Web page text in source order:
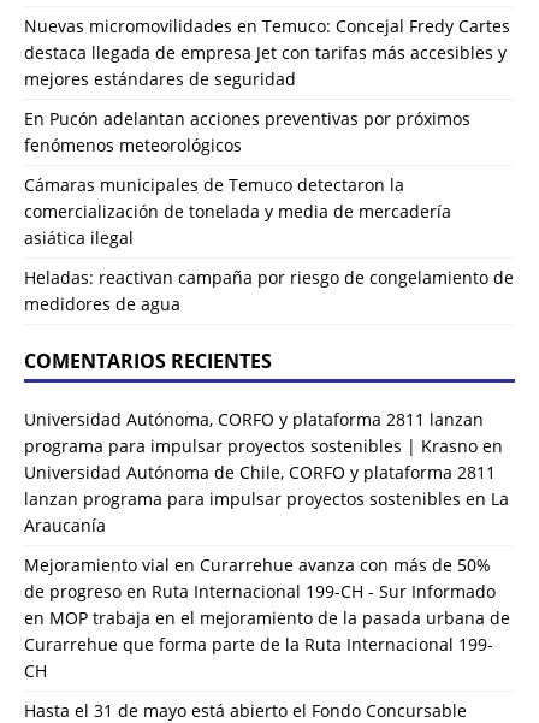
Nuevas micromovilidades en Temuco: Concejal Fredy Cartes
destaca llegada de empresa Jet con tarifas más accesibles y
mejores estándares de seguridad
En Pucón adelantan acciones preventivas por próximos
fenómenos meteorológicos
Cámaras municipales de Temuco detectaron la
comercialización de tonelada y media de mercadería
asiática ilegal
Heladas: reactivan campaña por riesgo de congelamiento de
medidores de agua
COMENTARIOS RECIENTES
Universidad Autónoma, CORFO y plataforma 2811 lanzan
programa para impulsar proyectos sostenibles | Krasno en
Universidad Autónoma de Chile, CORFO y plataforma 2811
lanzan programa para impulsar proyectos sostenibles en La
Araucanía
Mejoramiento vial en Curarrehue avanza con más de 50%
de progreso en Ruta Internacional 199-CH - Sur Informado
en MOP trabaja en el mejoramiento de la pasada urbana de
Curarrehue que forma parte de la Ruta Internacional 199-
CH
Hasta el 31 de mayo está abierto el Fondo Concursable